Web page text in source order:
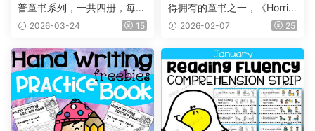
普童书系列，一共四册，每册
225页，自然+海洋+食物+农
有趣，特别适合小朋友们阅
读。
2026-03-24 15
得拥有的童书之一，《Horrid
Henry 》淘气包亨利系列，P
集、电影、练习等
2026-02-07 25